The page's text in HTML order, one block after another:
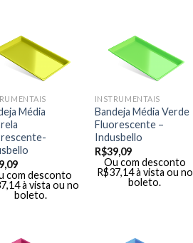
Média
com desconto
à vista ou no
boleto.
INSTRUMENTAIS
Bandeja Média Verde
Fluorescente –
Indusbello
R$39,09
Ou com desconto
R$37,14 à vista ou no
boleto.